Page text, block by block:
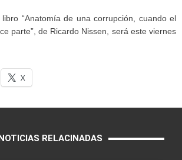
“Anatomía de una corrupción, cuando el
parte”, de Ricardo Nissen, será este viernes
X
RELACINADAS